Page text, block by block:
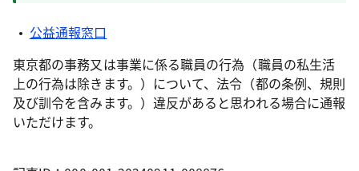
公益通報窓口
東京都の事務又は事業に係る職員の行為（職員の私生活
上の行為は除きます。）について、法令（都の条例、規則
及び訓令を含みます。）違反があると思われる場合に通報
いただけます。